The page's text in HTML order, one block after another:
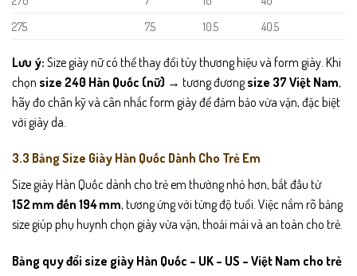
275
7.5 10.5 40.5
Lưu ý: Size giày nữ có thể thay đổi tùy thương hiệu và form giày. Khi
chọn size 240 Hàn Quốc (nữ) → tương đươngsize 37 Việt Nam,
hãy đo chân kỹ và cân nhắc form giày để đảm bảo vừa vặn, đặc biệt
với giày da.
3.3 Bảng Size Giày Hàn Quốc Dành Cho Trẻ Em
Size giày Hàn Quốc dành cho trẻ em thường nhỏ hơn, bắt đầu từ
152 mm đến 194 mm, tương ứng với từng độ tuổi. Việc nắm rõ bảng
size giúp phụ huynh chọn giày vừa vặn, thoải mái và an toàn cho trẻ.
Bảng quy đổi size giày Hàn Quốc – UK – US – Việt Nam cho trẻ